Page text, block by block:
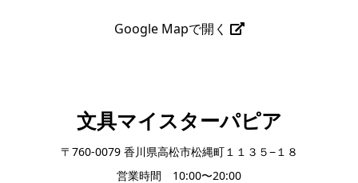
Google Mapで開く
文具マイスターパピア
〒760-0079 香川県高松市松縄町１１３５−１８
営業時間 10:00〜20:00